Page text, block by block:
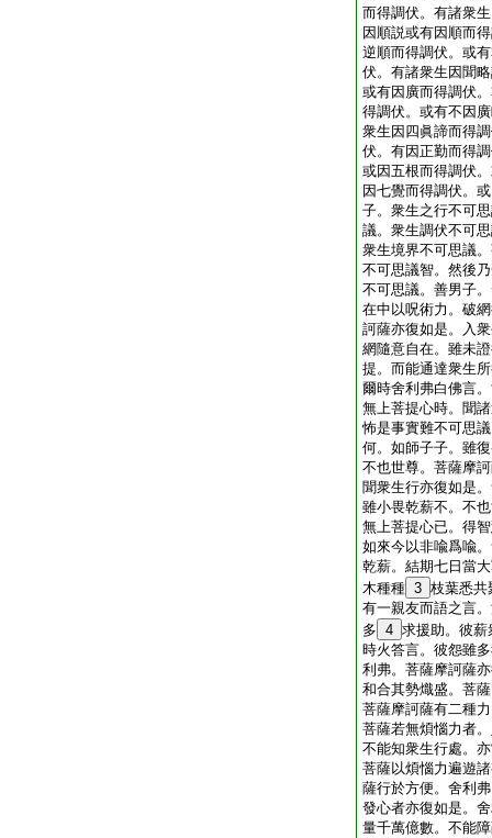
而得調伏。有諸衆
因順説或有因順而
逆順而得調伏。或
伏。有諸衆生因聞
或有因廣而得調伏
得調伏。或有不因
衆生因四眞諦而得
伏。有因正勤而得
或因五根而得調伏
因七覺而得調伏。
子。衆生之行不可
議。衆生調伏不可
衆生境界不可思議
不可思議智。然後
不可思議。善男子
在中以呪術力。破
訶薩亦復如是。入
網隨意自在。雖未
提。而能通達衆生
爾時舍利弗白佛言
無上菩提心時。聞
怖是事實難不可思
何。如師子子。雖
不也世尊。菩薩摩
聞衆生行亦復如是
雖小畏乾薪不。不
無上菩提心已。得
如來今以非喩爲喩
乾薪。結期七日當
木種種 3 枝葉悉共
有一親友而語之言
多 4 求援助。彼薪
時火答言。彼怨雖
利弗。菩薩摩訶薩
和合其勢熾盛。菩
菩薩摩訶薩有二種
菩薩若無煩惱力者
不能知衆生行處。
菩薩以煩惱力遍遊
薩行於方便。舍利
發心者亦復如是。
量千萬億數。不能